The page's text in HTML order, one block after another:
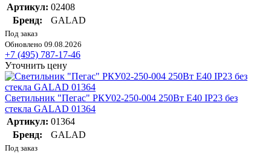
Артикул: 02408
Бренд:
GALAD
Под заказ
Обновлено 09.08.2026
+7 (495) 787-17-46
Уточнить цену
Светильник "Пегас" РКУ02-250-004 250Вт E40 IP23 без
стекла GALAD 01364
Артикул: 01364
Бренд:
GALAD
Под заказ